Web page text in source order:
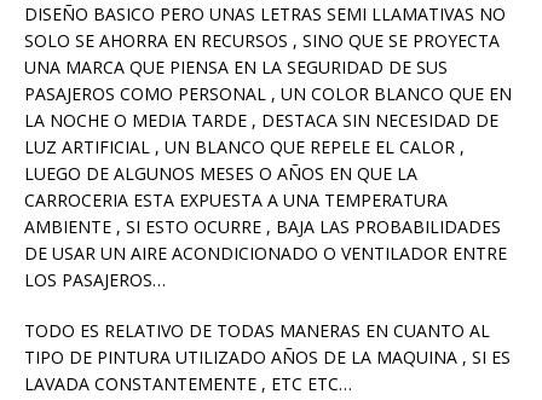
DISEÑO BASICO PERO UNAS LETRAS SEMI LLAMATIVAS NO
SOLO SE AHORRA EN RECURSOS , SINO QUE SE PROYECTA
UNA MARCA QUE PIENSA EN LA SEGURIDAD DE SUS
PASAJEROS COMO PERSONAL , UN COLOR BLANCO QUE EN
LA NOCHE O MEDIA TARDE , DESTACA SIN NECESIDAD DE
LUZ ARTIFICIAL , UN BLANCO QUE REPELE EL CALOR ,
LUEGO DE ALGUNOS MESES O AÑOS EN QUE LA
CARROCERIA ESTA EXPUESTA A UNA TEMPERATURA
AMBIENTE , SI ESTO OCURRE , BAJA LAS PROBABILIDADES
DE USAR UN AIRE ACONDICIONADO O VENTILADOR ENTRE
LOS PASAJEROS…
TODO ES RELATIVO DE TODAS MANERAS EN CUANTO AL
TIPO DE PINTURA UTILIZADO AÑOS DE LA MAQUINA , SI ES
LAVADA CONSTANTEMENTE , ETC ETC…